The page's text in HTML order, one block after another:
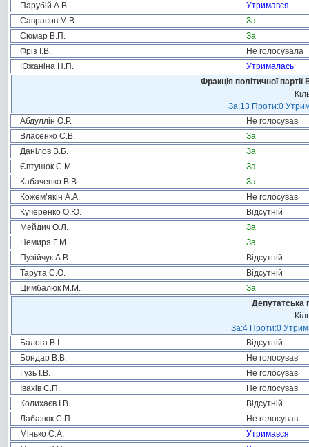
Парубій А.В.
Утримався
Саврасов М.В.
За
Сюмар В.П.
За
Фріз І.В.
Не голосувала
Южаніна Н.П.
Утрималась
Фракція політичної
За:13 Проти:0
Абдуллін О.Р.
Не голосував
Власенко С.В.
За
Данілов В.Б.
За
Євтушок С.М.
За
Кабаченко В.В.
За
Кожем’якін А.А.
Не голосував
Кучеренко О.Ю.
Відсутній
Мейдич О.Л.
За
Немиря Г.М.
За
Пузійчук А.В.
Відсутній
Тарута С.О.
Відсутній
Цимбалюк М.М.
За
Депутатська
За:4 Проти:0
Балога В.І.
Відсутній
Бондар В.В.
Не голосував
Гузь І.В.
Не голосував
Івахів С.П.
Не голосував
Колихаєв І.В.
Відсутній
Лабазюк С.П.
Не голосував
Мінько С.А.
Утримався